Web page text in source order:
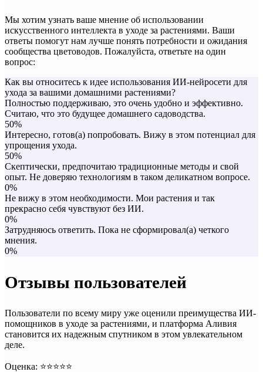
Мы хотим узнать ваше мнение об использовании
искусственного интеллекта в уходе за растениями. Ваши
ответы помогут нам лучше понять потребности и ожидания
сообщества цветоводов. Пожалуйста, ответьте на один
вопрос:
Как вы относитесь к идее использования ИИ-нейросети для
ухода за вашими домашними растениями?
Полностью поддерживаю, это очень удобно и эффективно.
Считаю, что это будущее домашнего садоводства.
50%
Интересно, готов(а) попробовать. Вижу в этом потенциал для
упрощения ухода.
50%
Скептически, предпочитаю традиционные методы и свой
опыт. Не доверяю технологиям в таком деликатном вопросе.
0%
Не вижу в этом необходимости. Мои растения и так
прекрасно себя чувствуют без ИИ.
0%
Затрудняюсь ответить. Пока не сформировал(а) четкого
мнения.
0%
Отзывы пользователей
Пользователи по всему миру уже оценили преимущества ИИ-
помощников в уходе за растениями, и платформа Аливия
становится их надежным спутником в этом увлекательном
деле.
Оценка: ⭐️⭐️⭐️⭐️⭐️